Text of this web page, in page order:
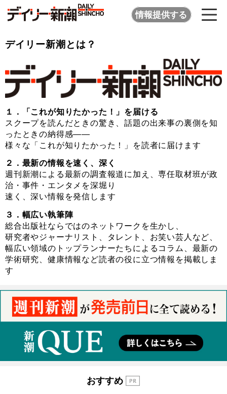
情報提供する
デイリー新潮とは？
１．「これが知りたかった！」を届ける
スクープを読んだときの驚き、話題の出来事の裏側を知
ったときの納得感――
様々な「これが知りたかった！」を読者に届けます
２．最新の情報を速く、深く
週刊新潮による最新の調査報道に加え、専任取材班が政
治・事件・エンタメを深堀り
速く、深い情報を発信します
３．幅広い執筆陣
総合出版社ならではのネットワークを生かし、
研究者やジャーナリスト、タレント、お笑い芸人など、
幅広い領域のトップランナーたちによるコラム、最新の
学術研究、健康情報など読者の役に立つ情報を掲載しま
す
おすすめ